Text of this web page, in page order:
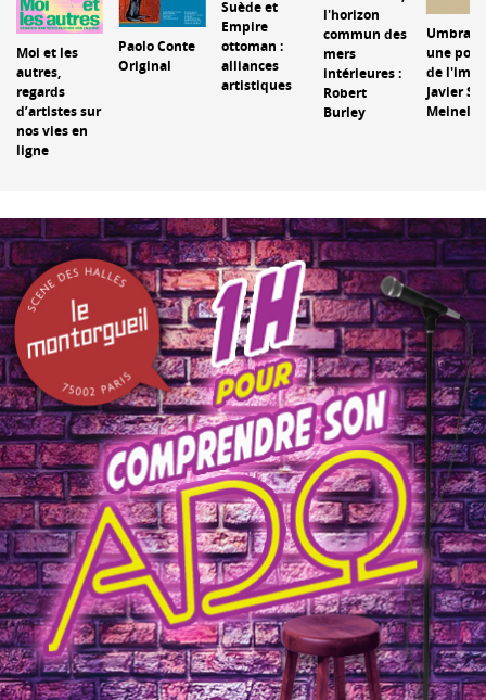
Moi et les
autres,
regards
d’artistes sur
nos vies en
ligne
Paolo Conte
Original
Suède et
Empire
ottoman :
alliances
artistiques
l'horizon
commun des
mers
intérieures :
Robert
Burley
une
de
Javier
Meinel